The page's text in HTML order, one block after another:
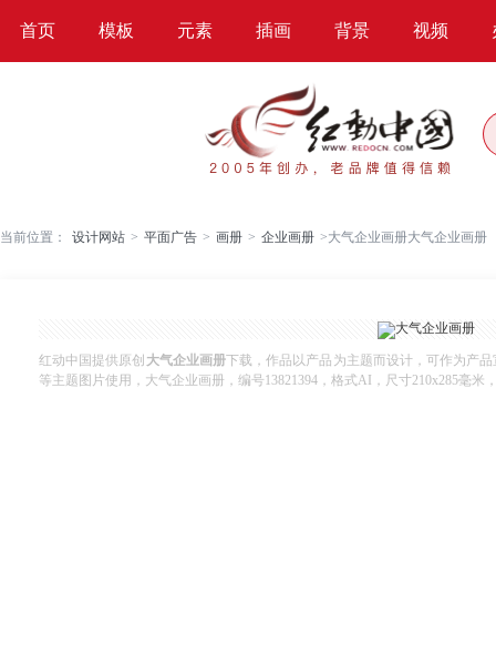
首页 模板 元素 插画 背景 视频
当前位置： 设计网站 > 平面广告 > 画册 > 企业画册 >大气企业画册大气企业画册
红动中国提供原创 大气企业画册下载，作品以产品为主题而设计，可作为产
等主题图片使用，大气企业画册，编号13821394，格式AI，尺寸210x285毫米